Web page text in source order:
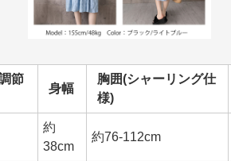
節
身幅
胸囲(シャーリング仕
様)
約
38cm
約76-112cm